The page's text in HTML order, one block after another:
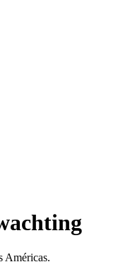
Américas.